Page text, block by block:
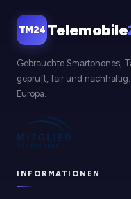
TM24 Telemobile
Gebrauchte Smartphones,
geprüft, fair und
Europa.
INFORMATIONEN